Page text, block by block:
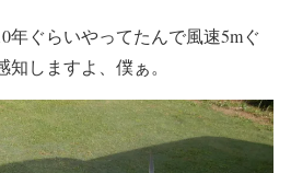
年ぐらいやってたんで風速5mぐ
しますよ、僕ぁ。